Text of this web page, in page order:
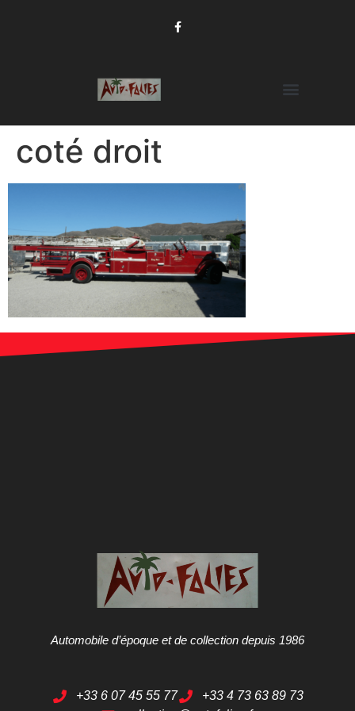
coté droit
Automobile d’époque et de collection depuis 1986
+33 6 07 45 55 77
+33 4 73 63 89 73